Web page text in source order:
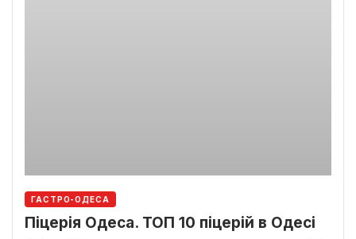
ГАСТРО-ОДЕСА
Піцерія Одеса. ТОП 10 піцерій в Одесі